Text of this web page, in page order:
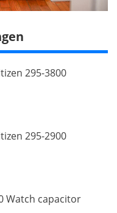
295-3800
295-2900
Watch capacitor